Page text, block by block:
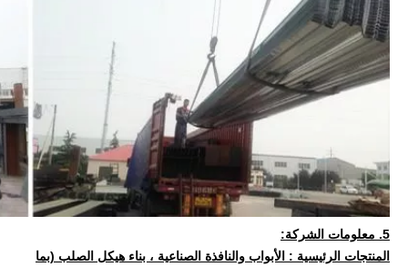
5. معلومات الشركة:
المنتجات الرئيسية : الأبواب والنافذة الصناعية ، بناء هيكل الصلب (بما